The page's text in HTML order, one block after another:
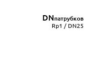
DNпатрубков
Rp1 / DN25